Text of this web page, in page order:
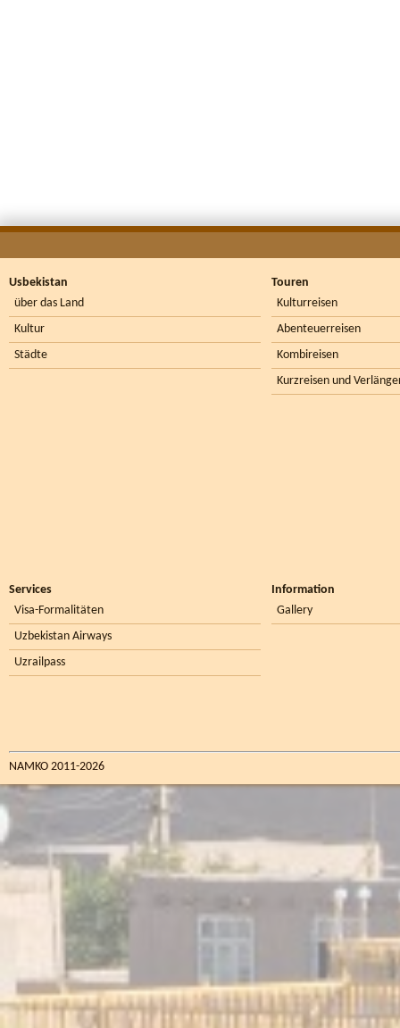
Usbekistan
über das Land
Kultur
Städte
Touren
Kulturreisen
Abenteuerreisen
Kombireisen
Kurzreisen und
Services
Visa-Formalitäten
Uzbekistan Airways
Uzrailpass
Information
Gallery
NAMKO 2011-2026